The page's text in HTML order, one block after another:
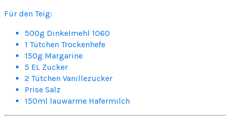
Für den Teig:
500g Dinkelmehl 1060
1 Tütchen Trockenhefe
150g Margarine
5 EL Zucker
2 Tütchen Vanillezucker
Prise Salz
150ml lauwarme Hafermilch